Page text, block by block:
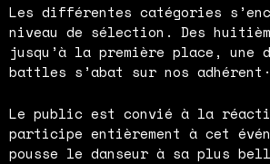
Les différentes catégories
niveau de sélection. Des
jusqu’à la première place, une
battles s’abat sur nos
Le public est convié à la
participe entièrement à cet
pousse le danseur à sa plus